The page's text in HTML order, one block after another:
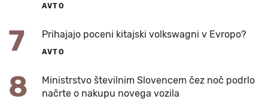
AVTO
7 Prihajajo poceni kitajski volkswagni v Evropo?
AVTO
8
Ministrstvo številnim Slovencem čez noč podrlo
načrte o nakupu novega vozila